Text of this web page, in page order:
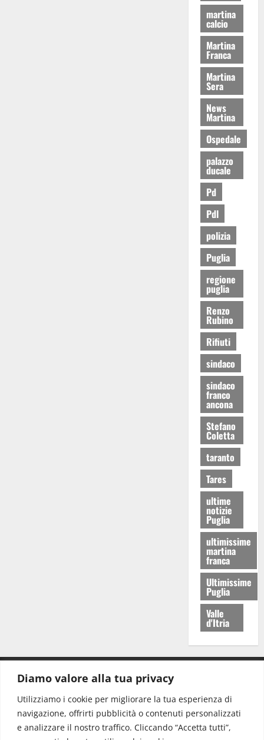
Diamo valore alla tua privacy
Utilizziamo i cookie per migliorare la tua esperienza di
navigazione, offrirti pubblicità o contenuti personalizzati
e analizzare il nostro traffico. Cliccando “Accetta tutti”,
martina
calcio
Martina
Franca
Martina
Sera
News
Martina
Ospedale
palazzo
ducale
Pd
Pdl
polizia
Puglia
regione
puglia
Renzo
Rubino
Rifiuti
sindaco
sindaco
franco
ancona
Stefano
Coletta
taranto
Tares
ultime
notizie
Puglia
ultimissime
martina
franca
Ultimissime
Puglia
Valle
d'Itria
Redazione: redazione@www.martinasera.it
Direttore:direttore@www.martinasera.it